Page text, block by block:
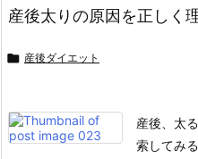
産後太りの原因を正しく
 産後ダイエット
産後、太
索してみ